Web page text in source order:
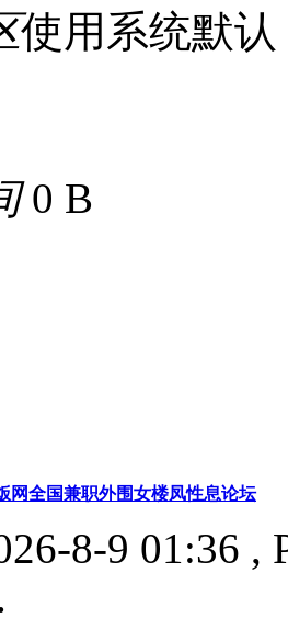
使用系统默认
0 B
网全国兼职外围女楼凤性息论坛
8-9 01:36 ,